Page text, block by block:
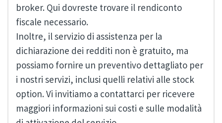
broker. Qui dovreste trovare il rendiconto
fiscale necessario.
Inoltre, il servizio di assistenza per la
dichiarazione dei redditi non è gratuito, ma
possiamo fornire un preventivo dettagliato per
i nostri servizi, inclusi quelli relativi alle stock
option. Vi invitiamo a contattarci per ricevere
maggiori informazioni sui costi e sulle modalità